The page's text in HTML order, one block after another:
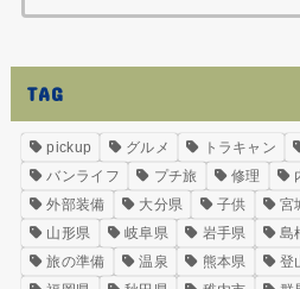
索:
TAG
pickup グルメ トラキャン
バンライフ
プチ旅 修理
外部装備
大分県 子供 宮
山形県
岐阜県 岩手県 島
旅の準備
温泉 熊本県 登